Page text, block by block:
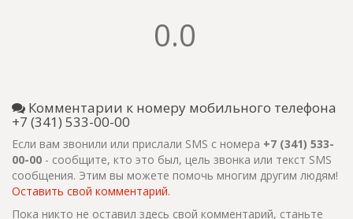
0.0
Комментарии к номеру мобильного телефона
+7 (341) 533-00-00
Если вам звонили или прислали SMS с номера +7 (341) 533-
00-00 - сообщите, кто это был, цель звонка или текст SMS
сообщения. Этим вы можете помочь многим другим людям!
Оставить свой комментарий.
Пока никто не оставил здесь свой комментарий, станьте